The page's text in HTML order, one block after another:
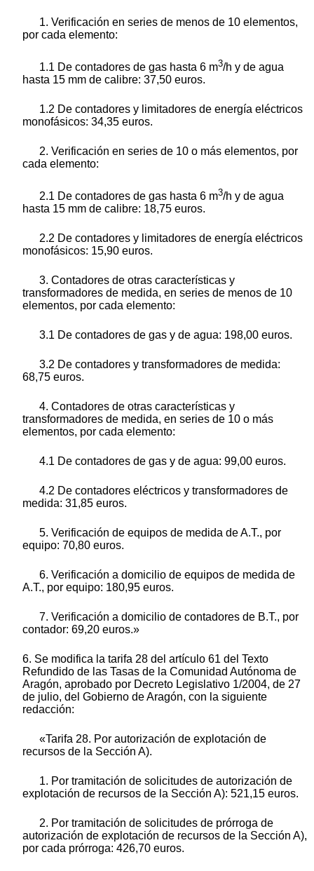
1. Verificación en series de menos de 10 elementos,
por cada elemento:
1.1 De contadores de gas hasta 6 m3/h y de agua
hasta 15 mm de calibre: 37,50 euros.
1.2 De contadores y limitadores de energía eléctricos
monofásicos: 34,35 euros.
2. Verificación en series de 10 o más elementos, por
cada elemento:
2.1 De contadores de gas hasta 6 m3/h y de agua
hasta 15 mm de calibre: 18,75 euros.
2.2 De contadores y limitadores de energía eléctricos
monofásicos: 15,90 euros.
3. Contadores de otras características y
transformadores de medida, en series de menos de 10
elementos, por cada elemento:
3.1 De contadores de gas y de agua: 198,00 euros.
3.2 De contadores y transformadores de medida:
68,75 euros.
4. Contadores de otras características y
transformadores de medida, en series de 10 o más
elementos, por cada elemento:
4.1 De contadores de gas y de agua: 99,00 euros.
4.2 De contadores eléctricos y transformadores de
medida: 31,85 euros.
5. Verificación de equipos de medida de A.T., por
equipo: 70,80 euros.
6. Verificación a domicilio de equipos de medida de
A.T., por equipo: 180,95 euros.
7. Verificación a domicilio de contadores de B.T., por
contador: 69,20 euros.»
6. Se modifica la tarifa 28 del artículo 61 del Texto
Refundido de las Tasas de la Comunidad Autónoma de
Aragón, aprobado por Decreto Legislativo 1/2004, de 27
de julio, del Gobierno de Aragón, con la siguiente
redacción:
«Tarifa 28. Por autorización de explotación de
recursos de la Sección A).
1. Por tramitación de solicitudes de autorización de
explotación de recursos de la Sección A): 521,15 euros.
2. Por tramitación de solicitudes de prórroga de
autorización de explotación de recursos de la Sección A),
por cada prórroga: 426,70 euros.